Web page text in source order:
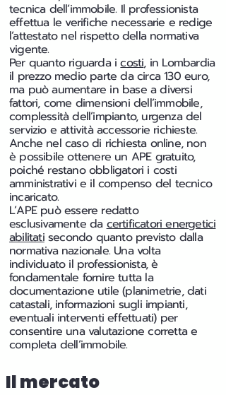
tecnica dell’immobile. Il professionista
effettua le verifiche necessarie e redige
l’attestato nel rispetto della normativa
vigente.
Per quanto riguarda icosti, in Lombardia
il prezzo medio parte da circa 130 euro,
ma può aumentare in base a diversi
fattori, come dimensioni dell’immobile,
complessità dell’impianto, urgenza del
servizio e attività accessorie richieste.
Anche nel caso di richiesta online, non
è possibile ottenere un APE gratuito,
poiché restano obbligatori i costi
amministrativi e il compenso del tecnico
incaricato.
L’APE può essere redatto
esclusivamente dacertificatori energetici
abilitatisecondo quanto previsto dalla
normativa nazionale. Una volta
individuato il professionista, è
fondamentale fornire tutta la
documentazione utile (planimetrie, dati
catastali, informazioni sugli impianti,
eventuali interventi effettuati) per
consentire una valutazione corretta e
completa dell’immobile.
Il mercato